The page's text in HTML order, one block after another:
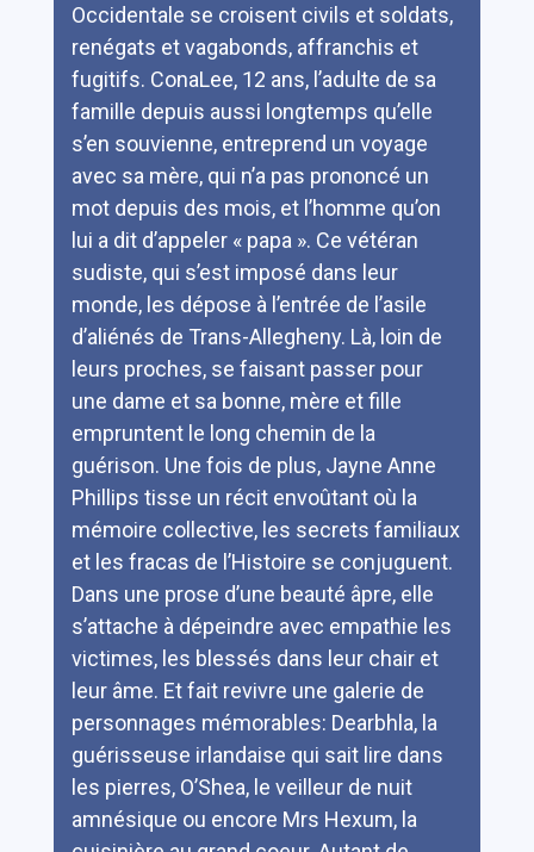
Occidentale se croisent civils et soldats,
renégats et vagabonds, affranchis et
fugitifs. ConaLee, 12 ans, l’adulte de sa
famille depuis aussi longtemps qu’elle
s’en souvienne, entreprend un voyage
avec sa mère, qui n’a pas prononcé un
mot depuis des mois, et l’homme qu’on
lui a dit d’appeler « papa ». Ce vétéran
sudiste, qui s’est imposé dans leur
monde, les dépose à l’entrée de l’asile
d’aliénés de Trans-Allegheny. Là, loin de
leurs proches, se faisant passer pour
une dame et sa bonne, mère et fille
empruntent le long chemin de la
guérison. Une fois de plus, Jayne Anne
Phillips tisse un récit envoûtant où la
mémoire collective, les secrets familiaux
et les fracas de l’Histoire se conjuguent.
Dans une prose d’une beauté âpre, elle
s’attache à dépeindre avec empathie les
victimes, les blessés dans leur chair et
leur âme. Et fait revivre une galerie de
personnages mémorables: Dearbhla, la
guérisseuse irlandaise qui sait lire dans
les pierres, O’Shea, le veilleur de nuit
amnésique ou encore Mrs Hexum, la